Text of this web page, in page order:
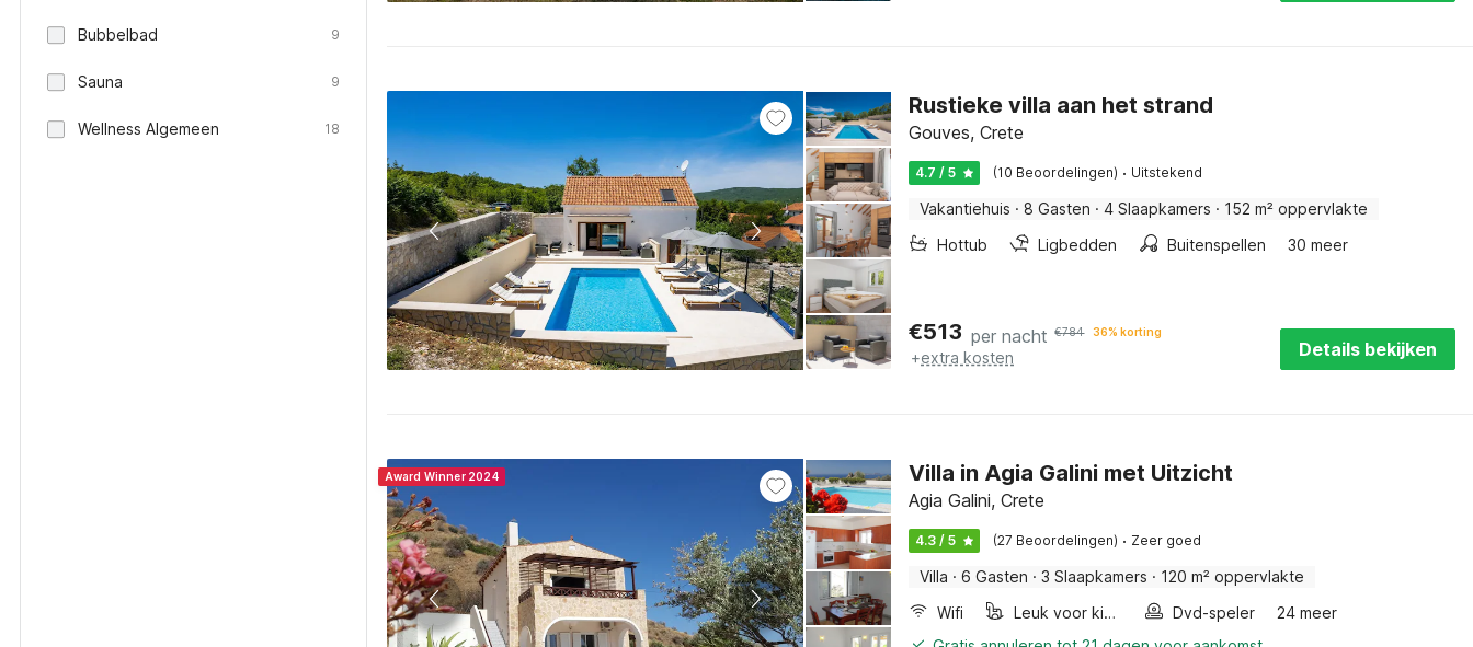
Bubbelbad 9
Sauna 9
Wellness Algemeen 18
Rustieke villa aan het strand
Gouves, Crete
4.7 / 5 (10 Beoordelingen) · Uitstekend
Vakantiehuis · 8 Gasten · 4 Slaapkamers · 152 m² oppervlakte
Hottub
Ligbedden Buitenspellen 30 meer
€513 per nacht €784 36% korting
+extra kosten Details bekijken
Award Winner 2024 Villa in Agia Galini met Uitzicht
Agia Galini, Crete
4.3 / 5 (27 Beoordelingen) · Zeer goed
Villa · 6 Gasten · 3 Slaapkamers · 120 m² oppervlakte
Wifi
Leuk voor kinderen Dvd-speler
24 meer